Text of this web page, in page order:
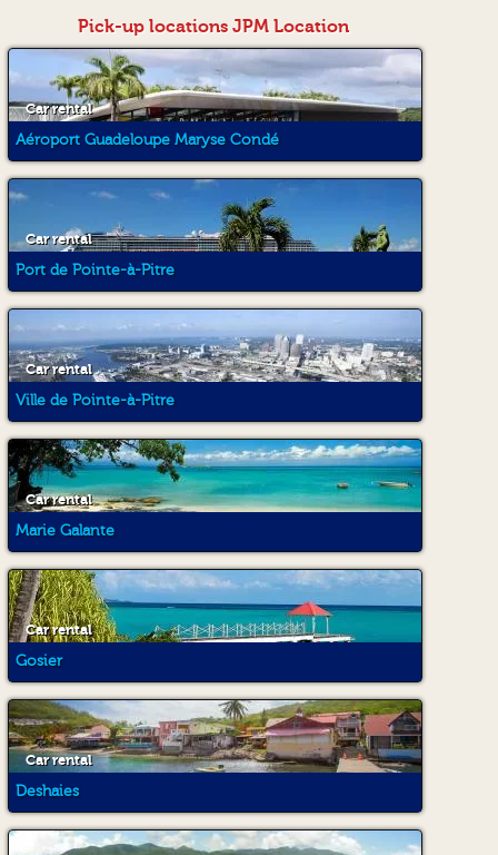
Pick-up locations JPM Location
Car rental
Aéroport Guadeloupe Maryse Condé
Car rental
Port de Pointe-à-Pitre
Car rental
Ville de Pointe-à-Pitre
Car rental
Marie Galante
Car rental
Gosier
Car rental
Deshaies